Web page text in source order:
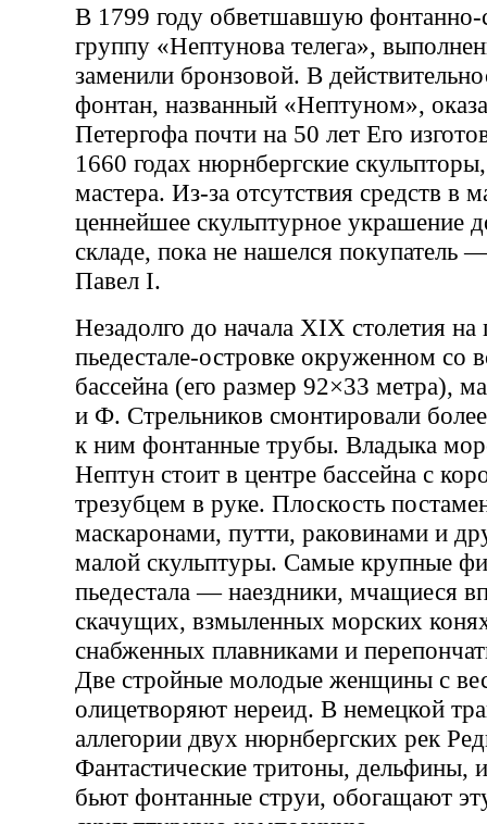
В 1799 году обветшавшую фонтанно-
группу «Нептунова телега»,
заменили бронзовой. В
фонтан, названный «Нептуном»,
Петергофа почти на 50 лет Его
1660 годах нюрнбергские
мастера. Из-за отсутствия средств в
ценнейшее скульптурное украшение
складе, пока не нашелся покупатель
Павел I.
Незадолго до начала XIX столетия на
пьедестале-островке окруженном со
бассейна (его размер 92×33 метра),
и Ф. Стрельников смонтировали
к ним фонтанные трубы. Владыка
Нептун стоит в центре бассейна с
трезубцем в руке. Плоскость
маскаронами, путти, раковинами и
малой скульптуры. Самые крупные
пьедестала — наездники, мчащиеся
скачущих, взмыленных морских
снабженных плавниками и
Две стройные молодые женщины с
олицетворяют нереид. В немецкой
аллегории двух нюрнбергских рек
Фантастические тритоны, дельфины,
бьют фонтанные струи, обогащают